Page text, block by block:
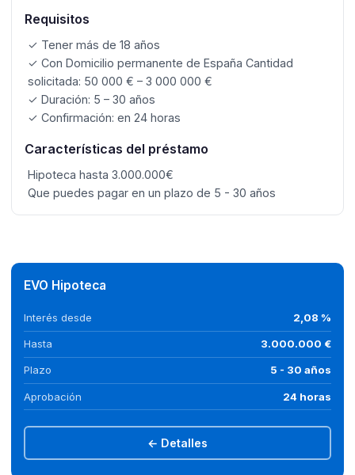
Requisitos
✓ Tener más de 18 años
✓ Con Domicilio permanente de España Cantidad
solicitada: 50 000 € – 3 000 000 €
✓ Duración: 5 – 30 años
✓ Confirmación: en 24 horas
Características del préstamo
Hipoteca hasta 3.000.000€
Que puedes pagar en un plazo de 5 - 30 años
EVO Hipoteca
Interés desde 2,08 %
Hasta 3.000.000 €
Plazo 5 - 30 años
Aprobación 24 horas
← Detalles